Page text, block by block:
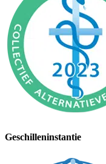
Geschilleninstantie